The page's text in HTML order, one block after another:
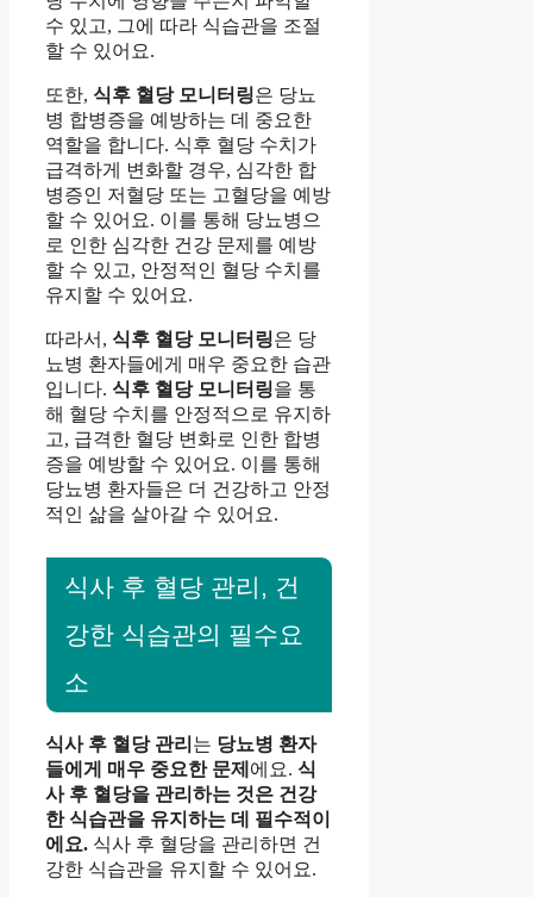
수 있고, 그에 따라 식습관을 조절
할 수 있어요.
또한, 식후 혈당 모니터링은 당뇨
병 합병증을 예방하는 데 중요한
역할을 합니다. 식후 혈당 수치가
급격하게 변화할 경우, 심각한 합
병증인 저혈당 또는 고혈당을 예방
할 수 있어요. 이를 통해 당뇨병으
로 인한 심각한 건강 문제를 예방
할 수 있고, 안정적인 혈당 수치를
유지할 수 있어요.
따라서, 식후 혈당 모니터링은 당
뇨병 환자들에게 매우 중요한 습관
입니다. 식후 혈당 모니터링을 통
해 혈당 수치를 안정적으로 유지하
고, 급격한 혈당 변화로 인한 합병
증을 예방할 수 있어요. 이를 통해
당뇨병 환자들은 더 건강하고 안정
적인 삶을 살아갈 수 있어요.
식사 후 혈당 관리, 건
강한 식습관의 필수요
소
식사 후 혈당 관리 는 당뇨병 환자
들에게 매우 중요한 문제 에요. 식
사 후 혈당을 관리하는 것은 건강
한 식습관을 유지하는 데 필수적이
에요. 식사 후 혈당을 관리하면 건
강한 식습관을 유지할 수 있어요.